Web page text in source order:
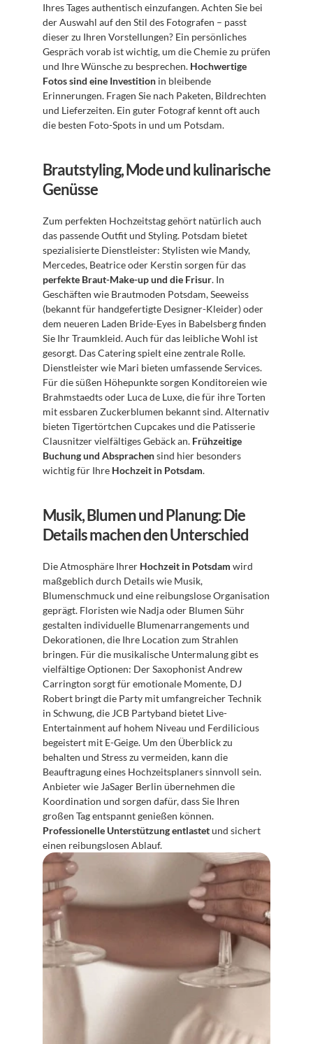
Ihres Tages authentisch einzufangen. Achten Sie bei
der Auswahl auf den Stil des Fotografen – passt
dieser zu Ihren Vorstellungen? Ein persönliches
Gespräch vorab ist wichtig, um die Chemie zu prüfen
und Ihre Wünsche zu besprechen. Hochwertige
Fotos sind eine Investition in bleibende
Erinnerungen. Fragen Sie nach Paketen, Bildrechten
und Lieferzeiten. Ein guter Fotograf kennt oft auch
die besten Foto-Spots in und um Potsdam.
Brautstyling, Mode und kulinarische
Genüsse
Zum perfekten Hochzeitstag gehört natürlich auch
das passende Outfit und Styling. Potsdam bietet
spezialisierte Dienstleister: Stylisten wie Mandy,
perfekte Braut-Make-up und die Frisur. In
Geschäften wie Brautmoden Potsdam, Seeweiss
(bekannt für handgefertigte Designer-Kleider) oder
dem neueren Laden Bride-Eyes in Babelsberg finden
Sie Ihr Traumkleid. Auch für das leibliche Wohl ist
gesorgt. Das Catering spielt eine zentrale Rolle.
Dienstleister wie Mari bieten umfassende Services.
Für die süßen Höhepunkte sorgen Konditoreien wie
Brahmstaedts oder Luca de Luxe, die für ihre Torten
mit essbaren Zuckerblumen bekannt sind. Alternativ
bieten Tigertörtchen Cupcakes und die Patisserie
Clausnitzer vielfältiges Gebäck an. Frühzeitige
Buchung und Absprachen sind hier besonders
wichtig für Ihre Hochzeit in Potsdam.
Musik, Blumen und Planung: Die
Details machen den Unterschied
Die Atmosphäre Ihrer Hochzeit in Potsdam wird
maßgeblich durch Details wie Musik,
Blumenschmuck und eine reibungslose Organisation
geprägt. Floristen wie Nadja oder Blumen Sühr
gestalten individuelle Blumenarrangements und
Dekorationen, die Ihre Location zum Strahlen
bringen. Für die musikalische Untermalung gibt es
vielfältige Optionen: Der Saxophonist Andrew
Carrington sorgt für emotionale Momente, DJ
Robert bringt die Party mit umfangreicher Technik
in Schwung, die JCB Partyband bietet Live-
Entertainment auf hohem Niveau und Ferdilicious
begeistert mit E-Geige. Um den Überblick zu
behalten und Stress zu vermeiden, kann die
Beauftragung eines Hochzeitsplaners sinnvoll sein.
Anbieter wie JaSager Berlin übernehmen die
Koordination und sorgen dafür, dass Sie Ihren
Professionelle Unterstützung entlastet und sichert
einen reibungslosen Ablauf.